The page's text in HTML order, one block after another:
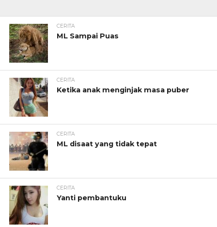
CERITA
ML Sampai Puas
CERITA
Ketika anak menginjak masa puber
CERITA
ML disaat yang tidak tepat
CERITA
Yanti pembantuku